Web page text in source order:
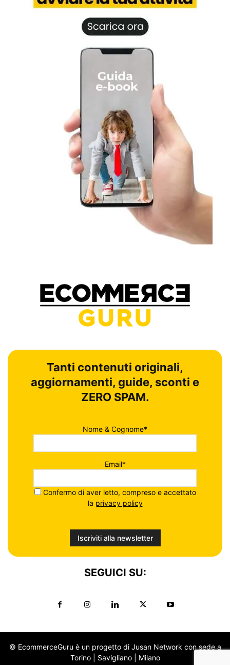
Tanti contenuti originali,
aggiornamenti, guide, sconti e
ZERO SPAM.
Nome & Cognome*
Email*
Confermo di aver letto, compreso e accettato
la privacy policy
SEGUICI SU:
© EcommerceGuru è un progetto di Jusan Network con sede a
Torino | Savigliano | Milano